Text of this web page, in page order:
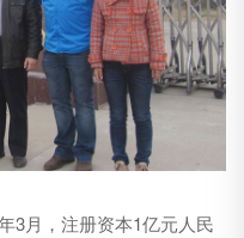
3月，注册资本1亿元人民